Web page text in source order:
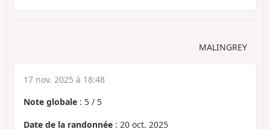
MALINGREY
17 nov. 2025 à 18:48
Note globale : 5 / 5
Date de la randonnée : 20 oct. 2025